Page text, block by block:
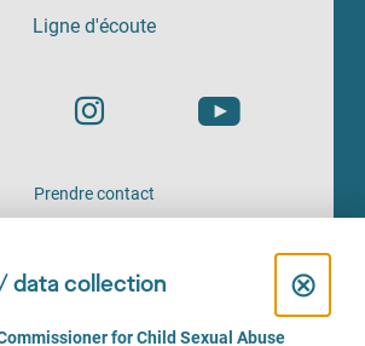
Ligne d'écoute
Prendre contact
UN SERVICE PROPOSÉ PAR
data collection ⊗
C
l
for Child Sexual Abuse